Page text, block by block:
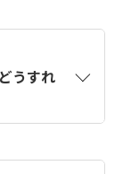
うすれ